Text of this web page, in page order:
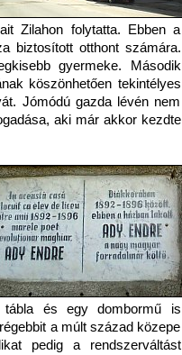
Zilahon folytatta. Ebben a
biztosított otthont számára.
gyermeke. Második
köszönhetően tekintélyes
Jómódú gazda lévén nem
aki már akkor kezdte
és egy dombormű is
a múlt század közepe
pedig a rendszerváltást